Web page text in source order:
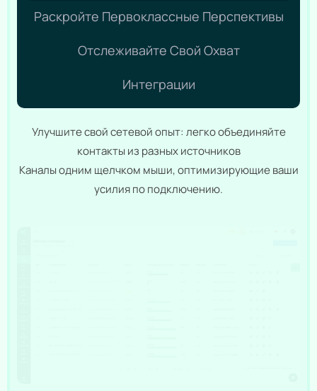
Раскройте Первоклассные Перспективы
Отслеживайте Свой Охват
Интеграции
Улучшите свой сетевой опыт: легко объединяйте
контакты из разных источников
Каналы одним щелчком мыши, оптимизирующие ваши
усилия по подключению.